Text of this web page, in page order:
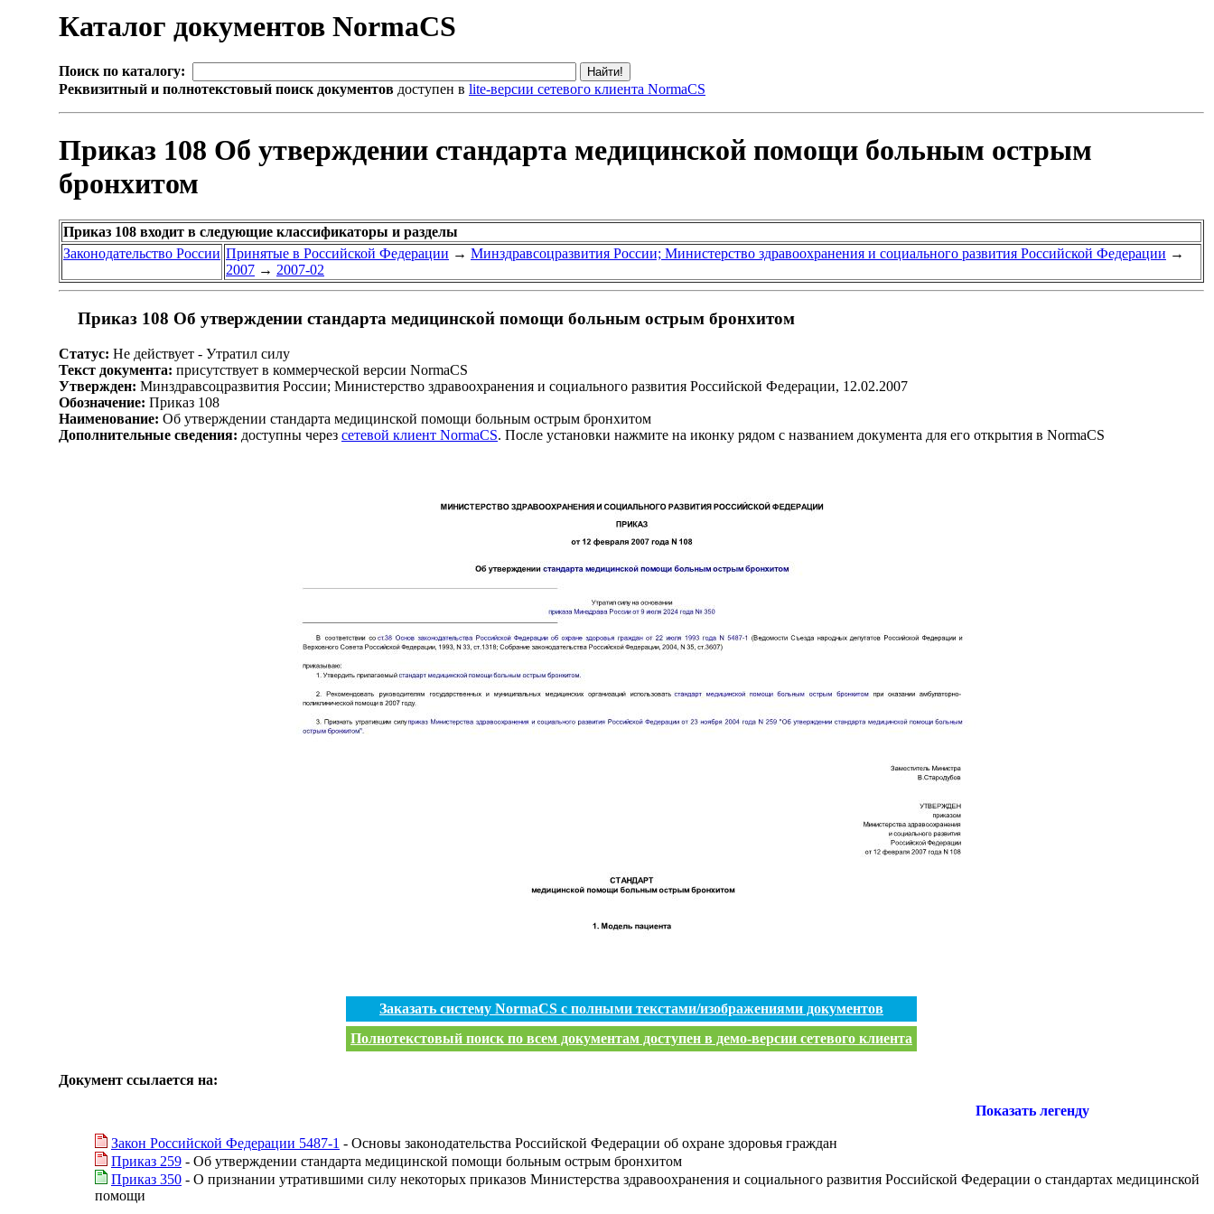
Каталог документов NormaCS
Поиск по каталогу:
Реквизитный и полнотекстовый поиск документов доступен в lite-версии сетевого клиента NormaCS
Приказ 108 Об утверждении стандарта медицинской помощи больным острым
бронхитом
Приказ 108 входит в следующие классификаторы и разделы
Законодательство России Принятые в Российской Федерации → Минздравсоцразвития России; Министерство здравоохранения и социального развития Российской Федерации →
2007 → 2007-02
Приказ 108 Об утверждении стандарта медицинской помощи больным острым бронхитом
Статус: Не действует - Утратил силу
Текст документа: присутствует в коммерческой версии NormaCS
Утвержден: Минздравсоцразвития России; Министерство здравоохранения и социального развития Российской Федерации, 12.02.2007
Обозначение: Приказ 108
Наименование: Об утверждении стандарта медицинской помощи больным острым бронхитом
Дополнительные сведения: доступны через сетевой клиент NormaCS. После установки нажмите на иконку рядом с названием документа для его открытия в NormaCS
Заказать систему NormaCS с полными текстами/изображениями документов
Полнотекстовый поиск по всем документам доступен в демо-версии сетевого клиента
Документ ссылается на:
Показать легенду
Закон Российской Федерации 5487-1 - Основы законодательства Российской Федерации об охране здоровья граждан
Приказ 259 - Об утверждении стандарта медицинской помощи больным острым бронхитом
Приказ 350 - О признании утратившими силу некоторых приказов Министерства здравоохранения и социального развития Российской Федерации о стандартах медицинской
помощи